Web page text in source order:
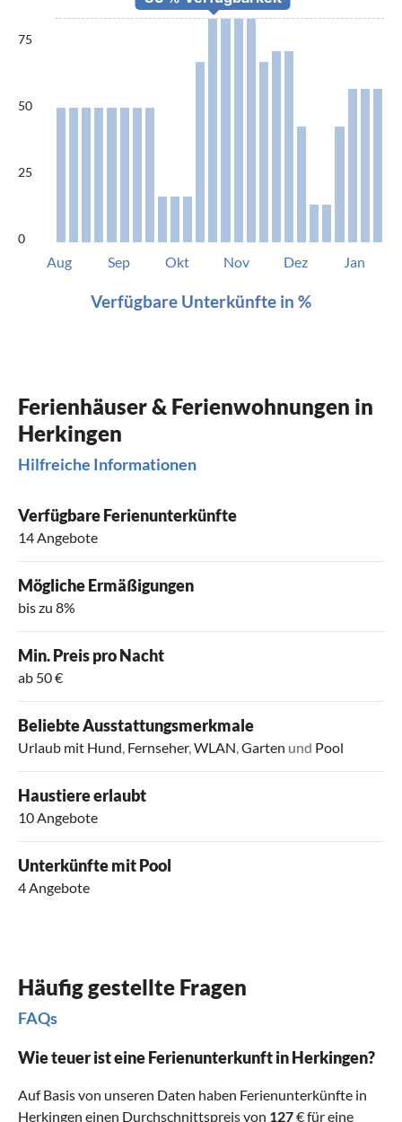
75
50
25
0
Aug Sep Okt Nov Dez Jan
Verfügbare Unterkünfte in %
Ferienhäuser & Ferienwohnungen in
Herkingen
Hilfreiche Informationen
Verfügbare Ferienunterkünfte
14 Angebote
Mögliche Ermäßigungen
bis zu 8%
Min. Preis pro Nacht
ab 50 €
Beliebte Ausstattungsmerkmale
Urlaub mit Hund, Fernseher,WLAN,Garten und Pool
Haustiere erlaubt
10 Angebote
Unterkünfte mit Pool
4 Angebote
Häufig gestellte Fragen
FAQs
Wie teuer ist eine Ferienunterkunft in Herkingen?
Auf Basis von unseren Daten haben Ferienunterkünfte in
Herkingen einen Durchschnittspreis von 127€ für eine